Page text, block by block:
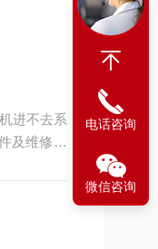
进不去系
及维修所
电话咨询
微信咨询